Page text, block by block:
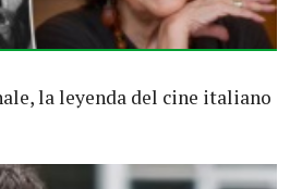
la leyenda del cine italiano